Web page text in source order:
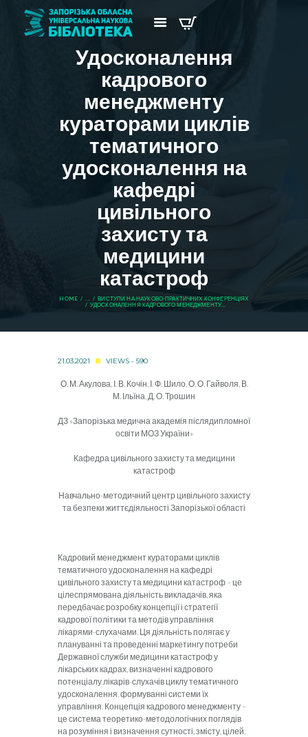
Удосконалення
кадрового
менеджменту
кураторами циклів
тематичного
удосконалення на
кафедрі
цивільного
захисту та
медицини
катастроф
HOME ...
ВИСТУПИ НА НАУКОВО-ПРАКТИЧНИХ КОНФЕРЕНЦІЯХ
УДОСКОНАЛЕННЯ КАДРОВОГО МЕНЕДЖМЕНТУ...
21.03.2021 VIEWS - 590
О. М. Акулова, І. В. Кочін, І. Ф. Шило, О. О. Гайволя, В.
М. Ільїна, Д. О. Трошин
ДЗ «Запорізька медична академія післядипломної
освіти МОЗ України»
Кафедра цивільного захисту та медицини
катастроф
Навчально-методичний центр цивільного захисту
та безпеки життєдіяльності Запорізької області
Кадровий менеджмент кураторами циклів
тематичного удосконалення на кафедрі
цивільного захисту та медицини катастроф – це
цілеспрямована діяльність викладачів, яка
передбачає розробку концепції і стратегії
кадрової політики та методів управління
лікарями-слухачами. Ця діяльність полягає у
плануванні та проведенні маркетингу потреби
Державної служби медицини катастроф у
лікарських кадрах, визначенні кадрового
потенціалу лікарів-слухачів циклу тематичного
удосконалення, формуванні системи їх
управління. Концепція кадрового менеджменту –
це система теоретико-методологічних поглядів
на розуміння і визначення сутності, змісту, цілей,